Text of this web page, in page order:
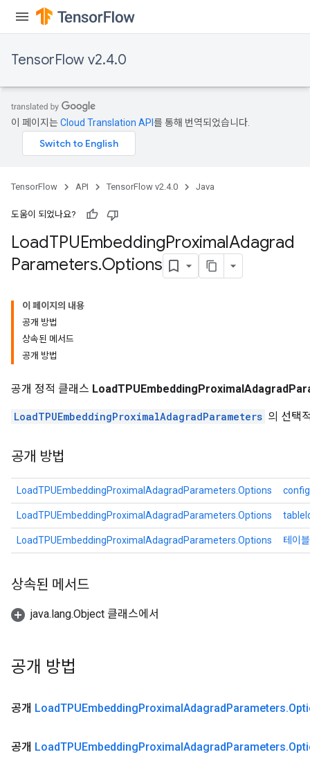
TensorFlow v2.4.0
이 페이지는Cloud Translation API 를 통해 번역되었습니다.
TensorFlow API TensorFlow v2.4.0 Java
도움이 되었나요?
LoadTPUEmbeddingProximalAdagrad
Parameters.Options
이 페이지의 내용
공개 방법
상속된 메서드
공개 방법
공개 정적 클래스
LoadTPUEmbeddingProximalAdagradParameters 의 선택
공개 방법
LoadTPUEmbeddingProximalAdagradParameters.Options config
LoadTPUEmbeddingProximalAdagradParameters.Options
LoadTPUEmbeddingProximalAdagradParameters.Options 테이
상속된 메서드
java.lang.Object 클래스에서
공개 방법
공개 LoadTPUEmbeddingProximalAdagradParameters.
공개 LoadTPUEmbeddingProximalAdagradParameters.